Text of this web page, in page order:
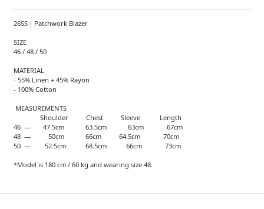
26SS｜Patchwork Blazer
SIZE
46 / 48 / 50
MATERIAL
- 55% Linen + 45% Rayon
- 100% Cotton
MEASUREMENTS
Shoulder Chest Sleeve Length
46 — 47.5cm 63.5cm 63cm 67cm
48 — 50cm 66cm 64.5cm 70cm
50 — 52.5cm 68.5cm 66cm 73cm
*Model is 180 cm / 60 kg and wearing size 48.